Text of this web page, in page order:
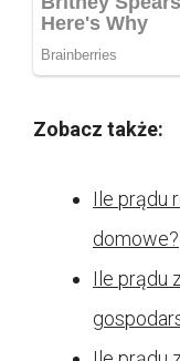
Zobacz także:
Ile prądu
domowe?
Ile prądu